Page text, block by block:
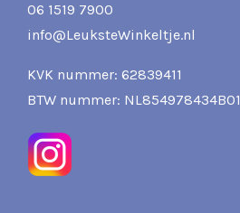
06 1519 7900
info@LeuksteWinkeltje.nl
KVK nummer: 62839411
BTW nummer: NL854978434B01